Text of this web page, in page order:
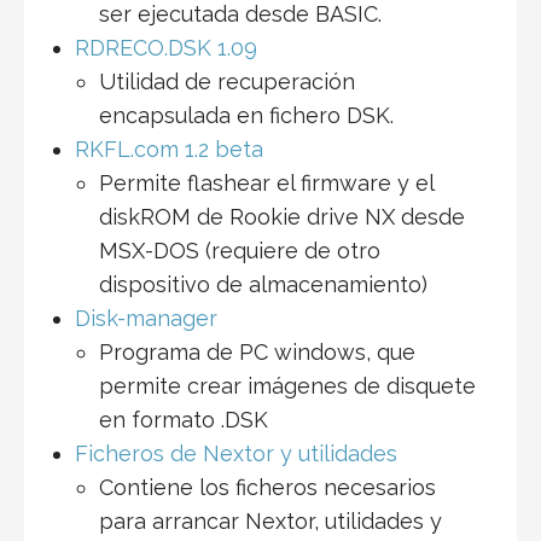
ser ejecutada desde BASIC.
RDRECO.DSK 1.09
Utilidad de recuperación
encapsulada en fichero DSK.
RKFL.com 1.2 beta
Permite flashear el firmware y el
diskROM de Rookie drive NX desde
MSX-DOS (requiere de otro
dispositivo de almacenamiento)
Disk-manager
Programa de PC windows, que
permite crear imágenes de disquete
en formato .DSK
Ficheros de Nextor y utilidades
Contiene los ficheros necesarios
para arrancar Nextor, utilidades y